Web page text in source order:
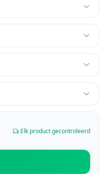
Elk product gecontroleerd